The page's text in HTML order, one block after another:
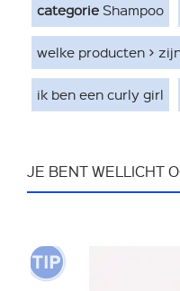
categorie Shampoo
welke producten >
ik ben een curly girl
JE BENT WELLICHT